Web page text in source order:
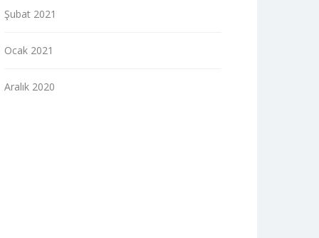
Şubat 2021
Ocak 2021
Aralık 2020